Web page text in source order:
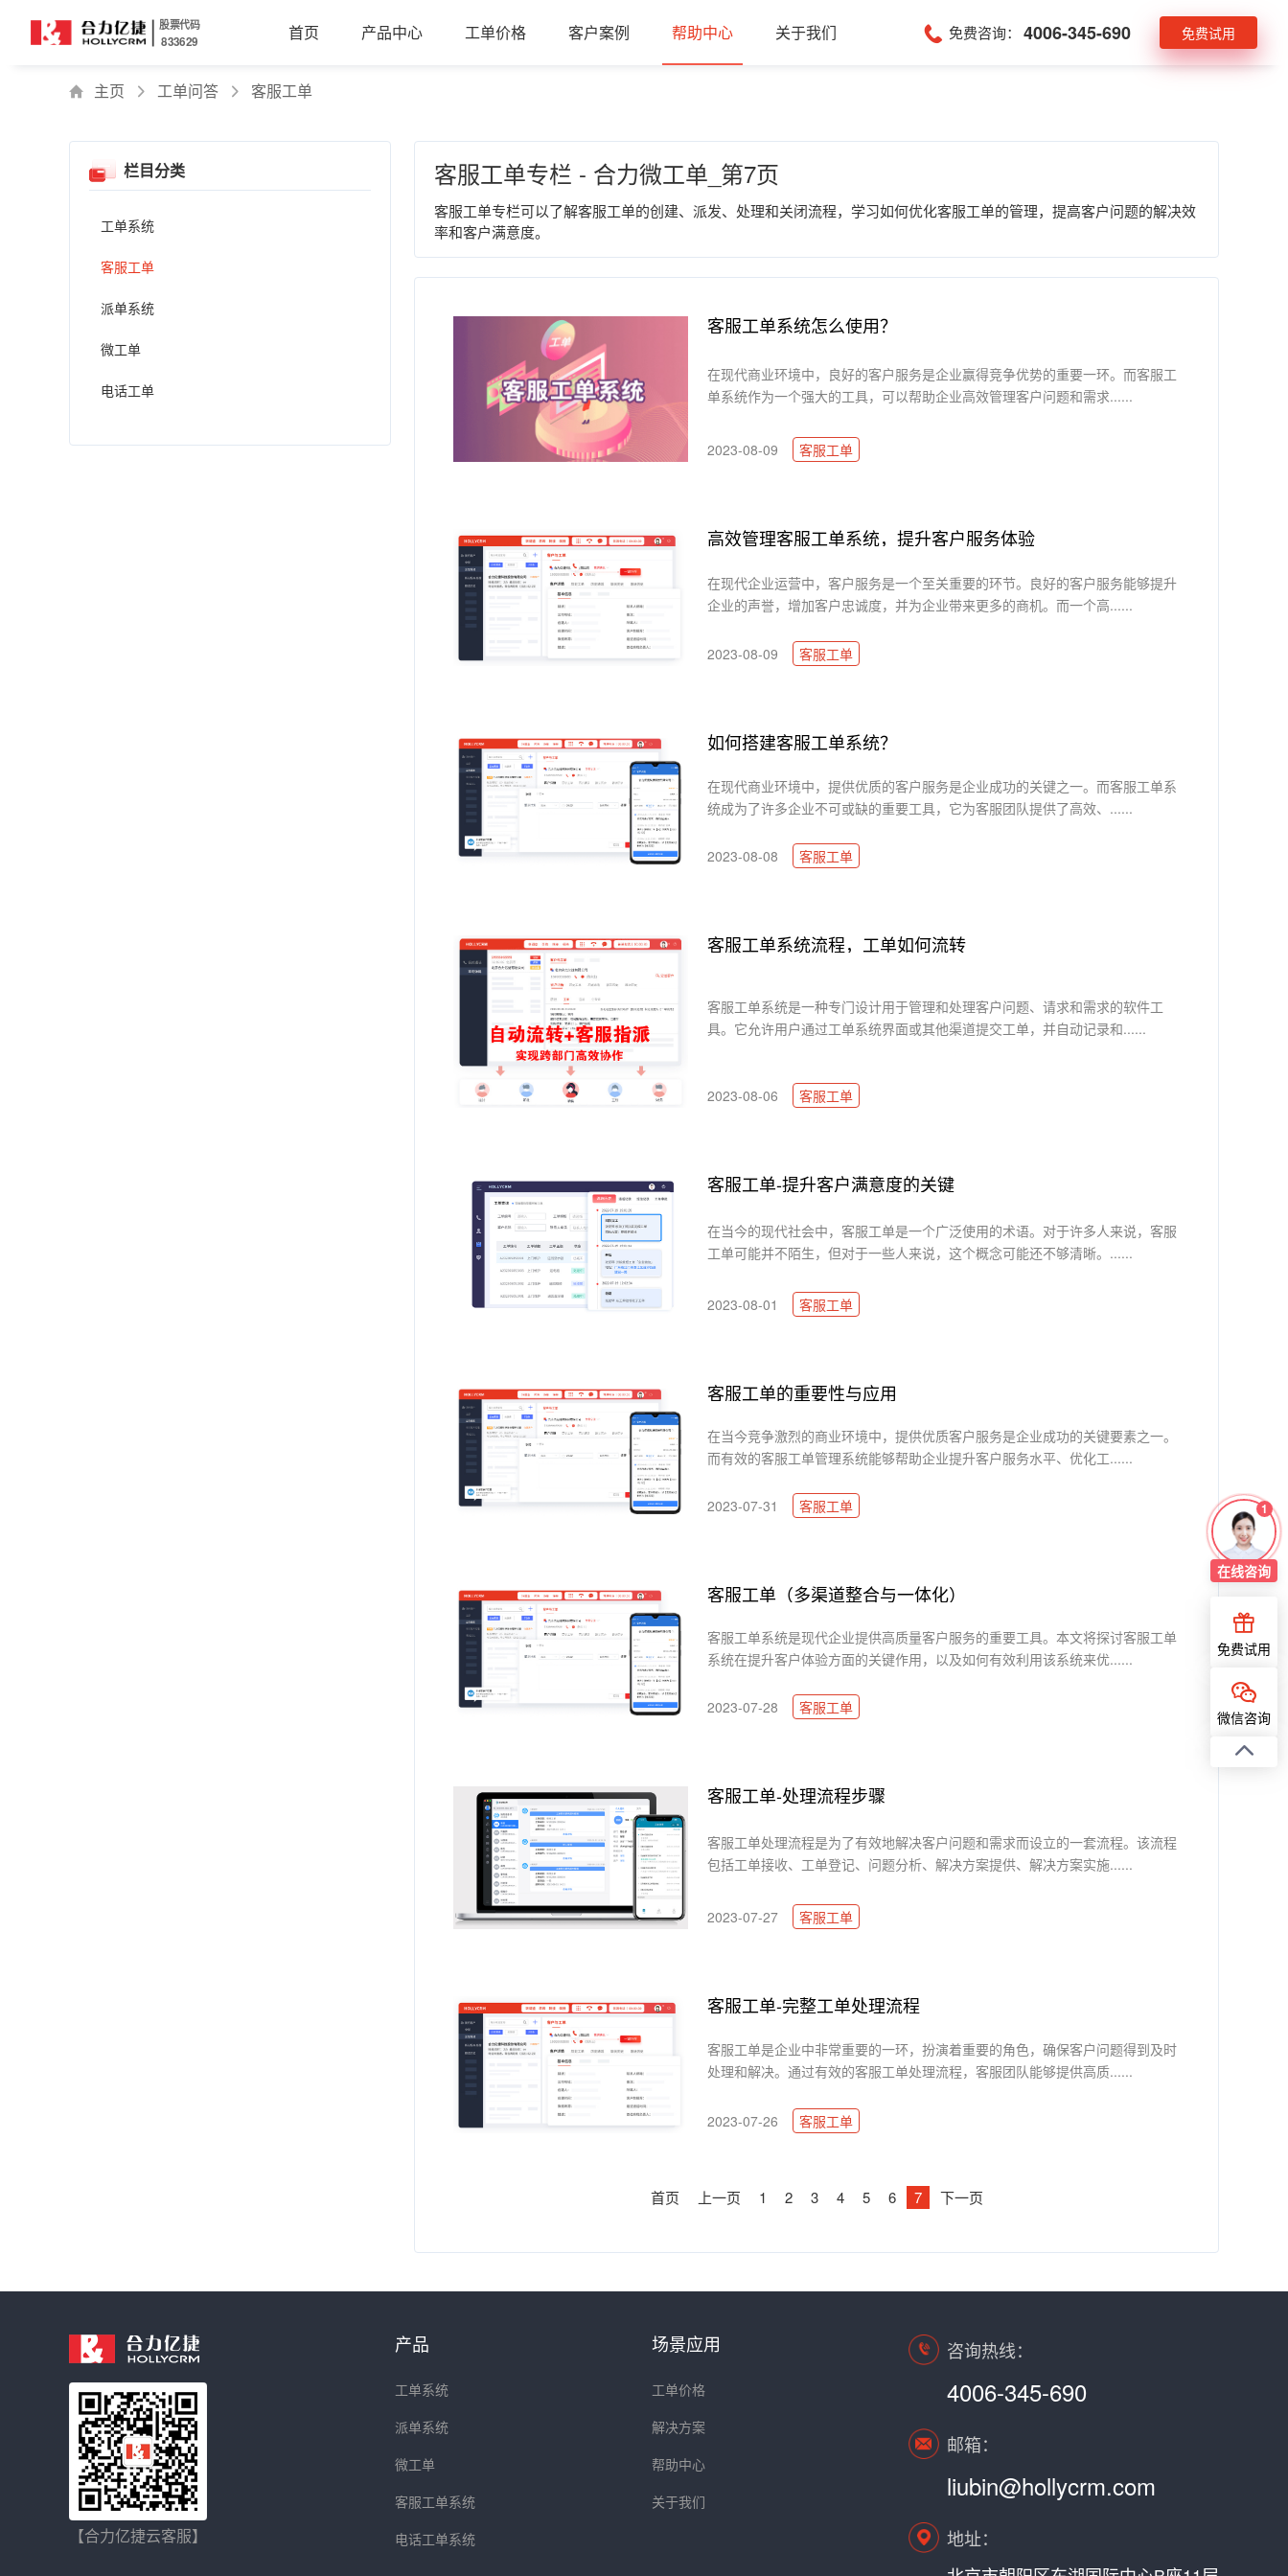
股票代码
833629 首页 产品中心 工单价格 客户案例 帮助中心 关于我们 免费咨询： 4006-345-690 免费试用
主页 工单问答 客服工单
栏目分类
工单系统
客服工单
派单系统
微工单
电话工单
客服工单专栏 - 合力微工单_第7页
客服工单专栏可以了解客服工单的创建、派发、处理和关闭流程，学习如何优化客服工单的管理，提高客户问题的解决效
率和客户满意度。
客服工单系统怎么使用？
在现代商业环境中，良好的客户服务是企业赢得竞争优势的重要一环。而客服工
单系统作为一个强大的工具，可以帮助企业高效管理客户问题和需求......
2023-08-09 客服工单
高效管理客服工单系统，提升客户服务体验
在现代企业运营中，客户服务是一个至关重要的环节。良好的客户服务能够提升
企业的声誉，增加客户忠诚度，并为企业带来更多的商机。而一个高......
2023-08-09 客服工单
如何搭建客服工单系统？
在现代商业环境中，提供优质的客户服务是企业成功的关键之一。而客服工单系
统成为了许多企业不可或缺的重要工具，它为客服团队提供了高效、......
2023-08-08 客服工单
客服工单系统流程，工单如何流转
客服工单系统是一种专门设计用于管理和处理客户问题、请求和需求的软件工
具。它允许用户通过工单系统界面或其他渠道提交工单，并自动记录和......
2023-08-06 客服工单
客服工单-提升客户满意度的关键
在当今的现代社会中，客服工单是一个广泛使用的术语。对于许多人来说，客服
工单可能并不陌生，但对于一些人来说，这个概念可能还不够清晰。......
2023-08-01 客服工单
客服工单的重要性与应用
在当今竞争激烈的商业环境中，提供优质客户服务是企业成功的关键要素之一。
而有效的客服工单管理系统能够帮助企业提升客户服务水平、优化工......
2023-07-31 客服工单
客服工单（多渠道整合与一体化）
客服工单系统是现代企业提供高质量客户服务的重要工具。本文将探讨客服工单
系统在提升客户体验方面的关键作用，以及如何有效利用该系统来优......
2023-07-28 客服工单
客服工单-处理流程步骤
客服工单处理流程是为了有效地解决客户问题和需求而设立的一套流程。该流程
包括工单接收、工单登记、问题分析、解决方案提供、解决方案实施......
2023-07-27 客服工单
客服工单-完整工单处理流程
客服工单是企业中非常重要的一环，扮演着重要的角色，确保客户问题得到及时
处理和解决。通过有效的客服工单处理流程，客服团队能够提供高质......
2023-07-26 客服工单
首页 上一页 1 2 3 4 5 6 7 下一页
【合力亿捷云客服】
产品
工单系统
派单系统
微工单
客服工单系统
电话工单系统
场景应用
工单价格
解决方案
帮助中心
关于我们
咨询热线：
4006-345-690
邮箱：
liubin@hollycrm.com
地址：
1
在线咨询
免费试用
微信咨询